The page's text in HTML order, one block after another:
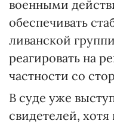
военными
обеспечивать
ливанской
реагировать на
частности со
В суде уже
свидетелей,